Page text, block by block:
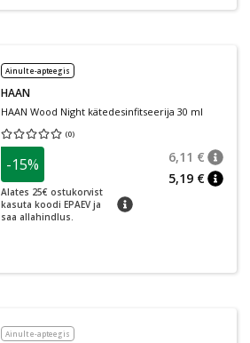
Ainult e-apteegis
HAAN
HAAN Wood Night kätedesinfitseerija 30 ml
(0)
Keskmine hinnang 0.00
-15%
Alates 25€ ostukorvist
kasuta koodi EPAEV ja
saa allahindlus.
nõuanne
6,11 €
5,19 €
Ainult e-apteegis